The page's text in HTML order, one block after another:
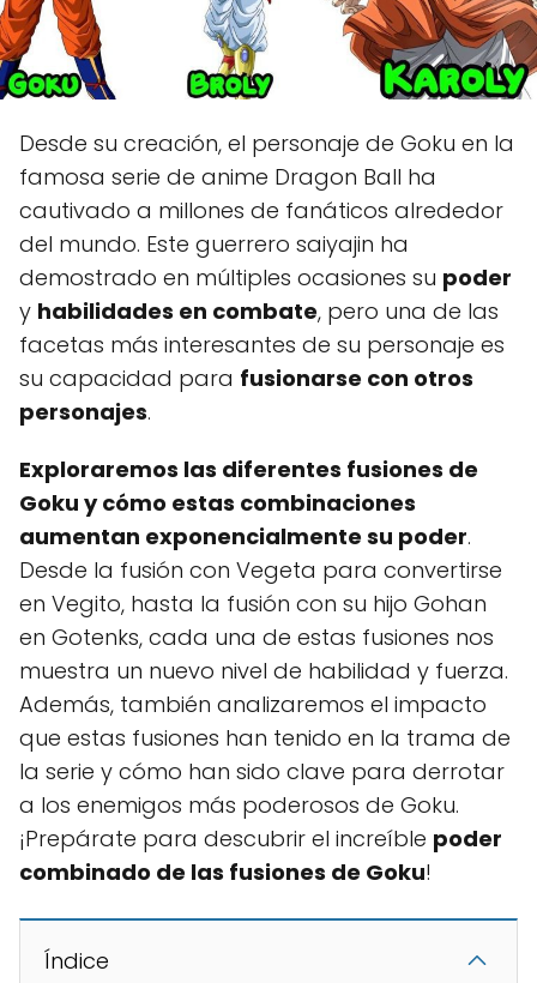
Desde su creación, el personaje de Goku en la
famosa serie de anime Dragon Ball ha
cautivado a millones de fanáticos alrededor
del mundo. Este guerrero saiyajin ha
demostrado en múltiples ocasiones su poder
y habilidades en combate, pero una de las
facetas más interesantes de su personaje es
su capacidad para fusionarse con otros
personajes.
Exploraremos las diferentes fusiones de
Goku y cómo estas combinaciones
aumentan exponencialmente su poder.
Desde la fusión con Vegeta para convertirse
en Vegito, hasta la fusión con su hijo Gohan
en Gotenks, cada una de estas fusiones nos
muestra un nuevo nivel de habilidad y fuerza.
Además, también analizaremos el impacto
que estas fusiones han tenido en la trama de
la serie y cómo han sido clave para derrotar
a los enemigos más poderosos de Goku.
¡Prepárate para descubrir el increíble poder
combinado de las fusiones de Goku!
Índice